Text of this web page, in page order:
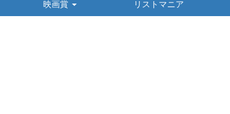
映画賞 リストマニア